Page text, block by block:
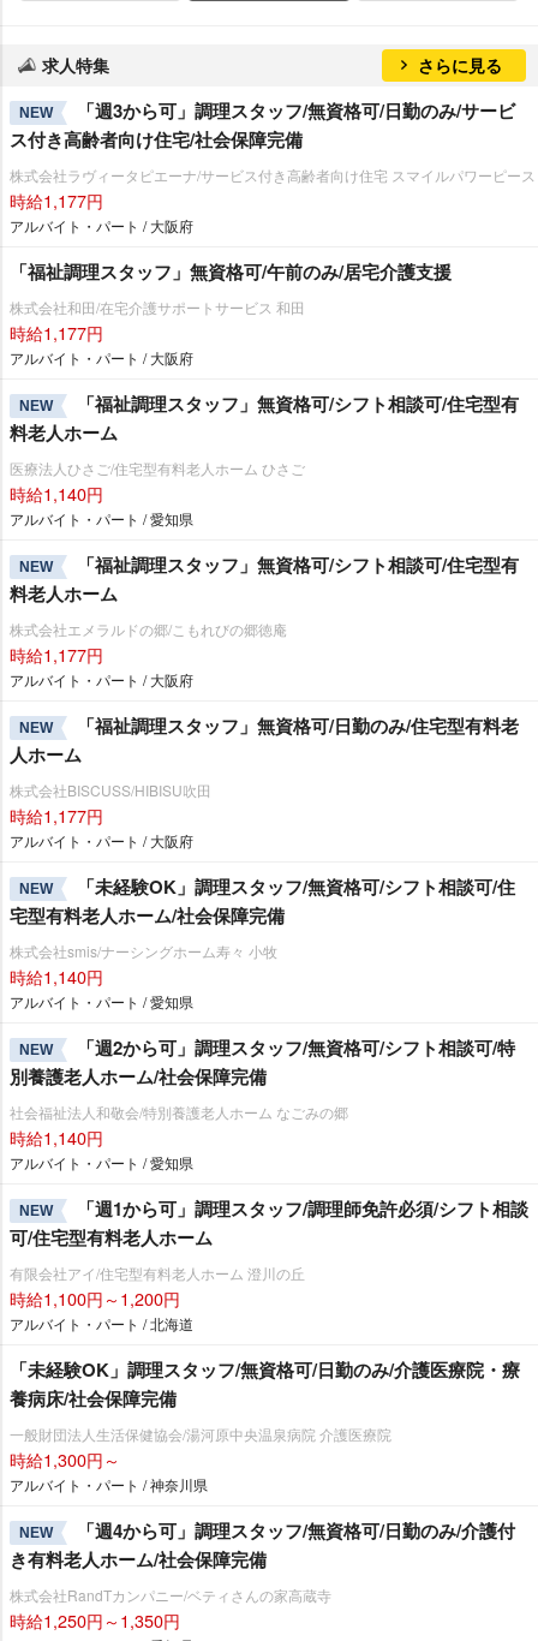
求人特集 さらに見る
NEW
「週3から可」調理スタッフ/無資格可/日勤のみ/サービ
ス付き高齢者向け住宅/社会保障完備
株式会社ラヴィータピエーナ/サービス付き高齢者向け住宅 スマイルパワーピース
時給1,177円
アルバイト・パート / 大阪府
「福祉調理スタッフ」無資格可/午前のみ/居宅介護支援
株式会社和田/在宅介護サポートサービス 和田
時給1,177円
アルバイト・パート / 大阪府
NEW
「福祉調理スタッフ」無資格可/シフト相談可/住宅型有
料老人ホーム
医療法人ひさご/住宅型有料老人ホーム ひさご
時給1,140円
アルバイト・パート / 愛知県
NEW
「福祉調理スタッフ」無資格可/シフト相談可/住宅型有
料老人ホーム
株式会社エメラルドの郷/こもれびの郷徳庵
時給1,177円
アルバイト・パート / 大阪府
NEW
「福祉調理スタッフ」無資格可/日勤のみ/住宅型有料老
人ホーム
株式会社BISCUSS/HIBISU吹田
時給1,177円
アルバイト・パート / 大阪府
NEW
「未経験OK」調理スタッフ/無資格可/シフト相談可/住
宅型有料老人ホーム/社会保障完備
株式会社smis/ナーシングホーム寿々 小牧
時給1,140円
アルバイト・パート / 愛知県
NEW
「週2から可」調理スタッフ/無資格可/シフト相談可/特
別養護老人ホーム/社会保障完備
社会福祉法人和敬会/特別養護老人ホーム なごみの郷
時給1,140円
アルバイト・パート / 愛知県
NEW
「週1から可」調理スタッフ/調理師免許必須/シフト相談
可/住宅型有料老人ホーム
有限会社アイ/住宅型有料老人ホーム 澄川の丘
時給1,100円～1,200円
アルバイト・パート / 北海道
「未経験OK」調理スタッフ/無資格可/日勤のみ/介護医療院・療
養病床/社会保障完備
一般財団法人生活保健協会/湯河原中央温泉病院 介護医療院
時給1,300円～
アルバイト・パート / 神奈川県
NEW
「週4から可」調理スタッフ/無資格可/日勤のみ/介護付
き有料老人ホーム/社会保障完備
株式会社RandTカンパニー/ベティさんの家高蔵寺
時給1,250円～1,350円